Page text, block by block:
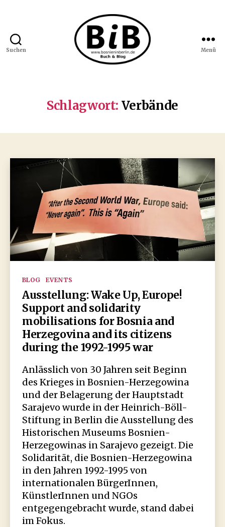
Suchen Menü
Schlagwort: Verbände
Kategorien
BLOG EVENTS
Ausstellung: Wake Up, Europe!
Support and solidarity
mobilisations for Bosnia and
Herzegovina and its citizens
during the 1992-1995 war
Anlässlich von 30 Jahren seit Beginn
des Krieges in Bosnien-Herzegowina
und der Belagerung der Hauptstadt
Sarajevo wurde in der Heinrich-Böll-
Stiftung in Berlin die Ausstellung des
Historischen Museums Bosnien-
Herzegowinas in Sarajevo gezeigt. Die
Solidarität, die Bosnien-Herzegowina
in den Jahren 1992-1995 von
internationalen BürgerInnen,
KünstlerInnen und NGOs
entgegengebracht wurde, stand dabei
im Fokus.